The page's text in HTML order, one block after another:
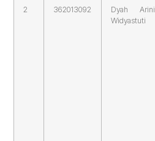
2 362013092
Dyah Arini
Widyastuti